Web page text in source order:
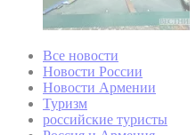
Все новости
Новости России
Новости Армении
Туризм
российские туристы